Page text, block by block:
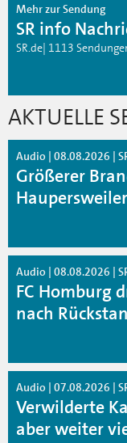
Mehr zur Sendung
SR info
SR.de| 1113
AKTUELLE
Audio | 08.08.2026 |
Größerer
Haupersweiler
Audio | 08.08.2026 |
FC Homburg
nach
Audio | 07.08.2026 |
Verwilderte
aber weiter